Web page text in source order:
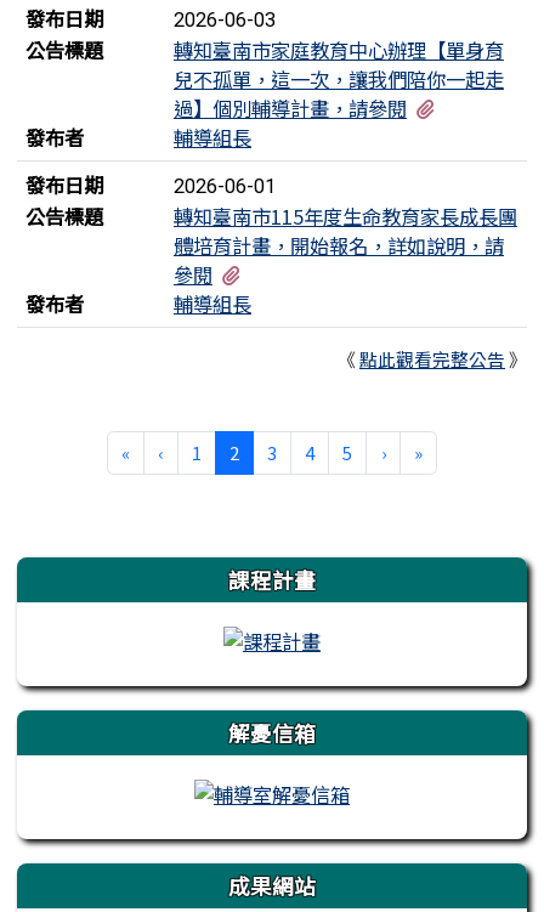
發布日期 2026-06-03
公告標題
轉知臺南市家庭教育中心辦理【單身育
兒不孤單，這一次，讓我們陪你一起走
過】個別輔導計畫，請參閱
發布者
輔導組長
發布日期
2026-06-01
公告標題
轉知臺南市115年度生命教育家長成長團
體培育計畫，開始報名，詳如說明，請
參閱
發布者
輔導組長
《點此觀看完整公告》
«第一頁
‹上一頁
1 2(目前頁次)
3 4 5 ›下一頁
»最後頁
左邊區域內容 課程計畫
解憂信箱
成果網站